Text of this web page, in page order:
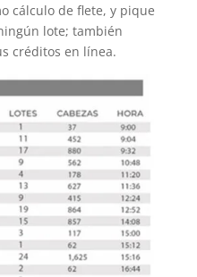
cálculo de flete, y pique
lote; también
créditos en línea.